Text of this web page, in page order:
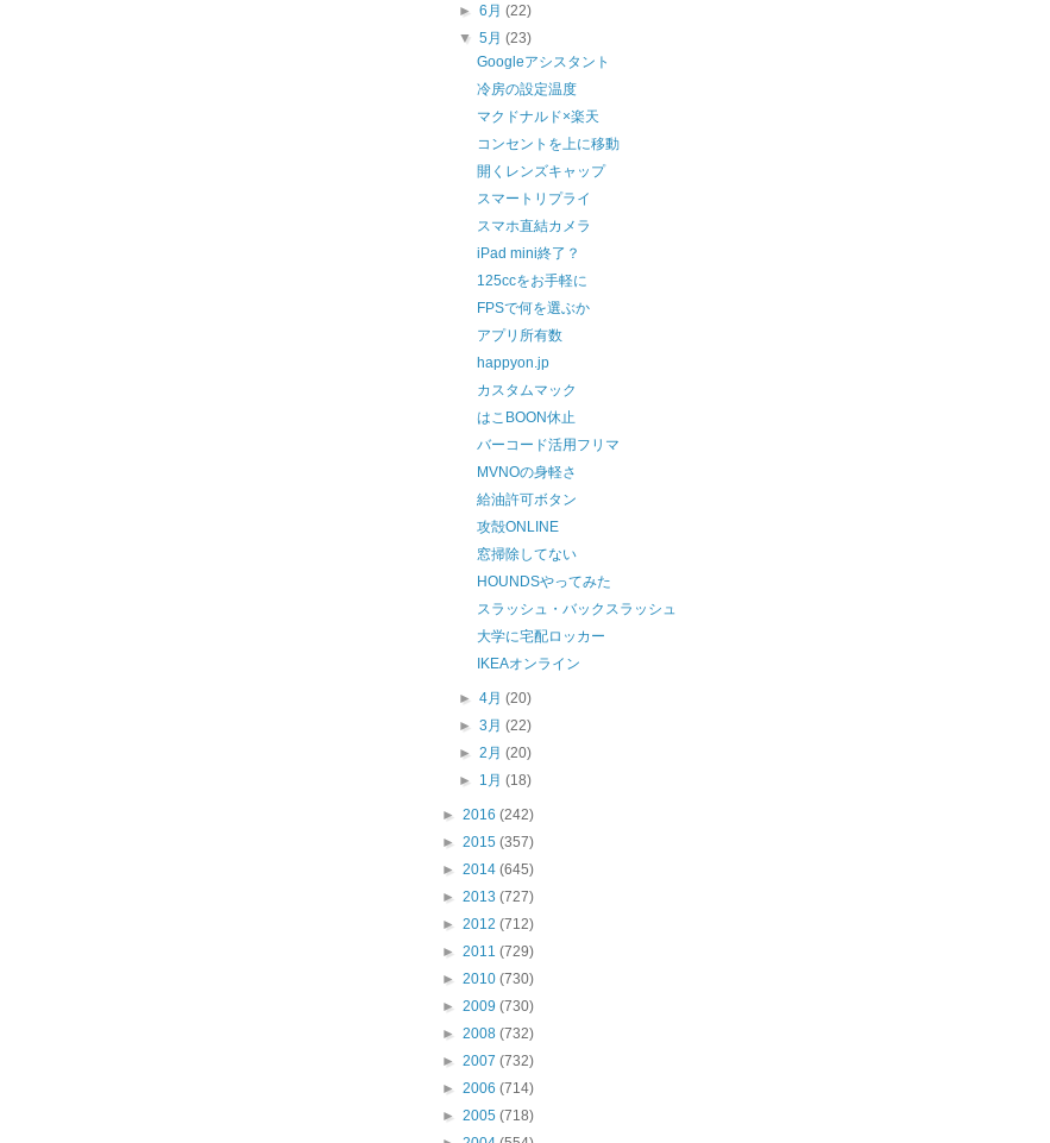
►6月(22)
▼5月(23)
Googleアシスタント
冷房の設定温度
マクドナルド×楽天
コンセントを上に移動
開くレンズキャップ
スマートリプライ
スマホ直結カメラ
iPad mini終了？
125ccをお手軽に
FPSで何を選ぶか
アプリ所有数
happyon.jp
カスタムマック
はこBOON休止
バーコード活用フリマ
MVNOの身軽さ
給油許可ボタン
攻殻ONLINE
窓掃除してない
HOUNDSやってみた
スラッシュ・バックスラッシュ
大学に宅配ロッカー
IKEAオンライン
►4月(20)
►3月(22)
►2月(20)
► 1月(18)
► 2016 (242)
► 2015 (357)
► 2014 (645)
► 2013 (727)
► 2012 (712)
► 2011 (729)
► 2010 (730)
► 2009 (730)
► 2008 (732)
► 2007 (732)
► 2006 (714)
► 2005 (718)